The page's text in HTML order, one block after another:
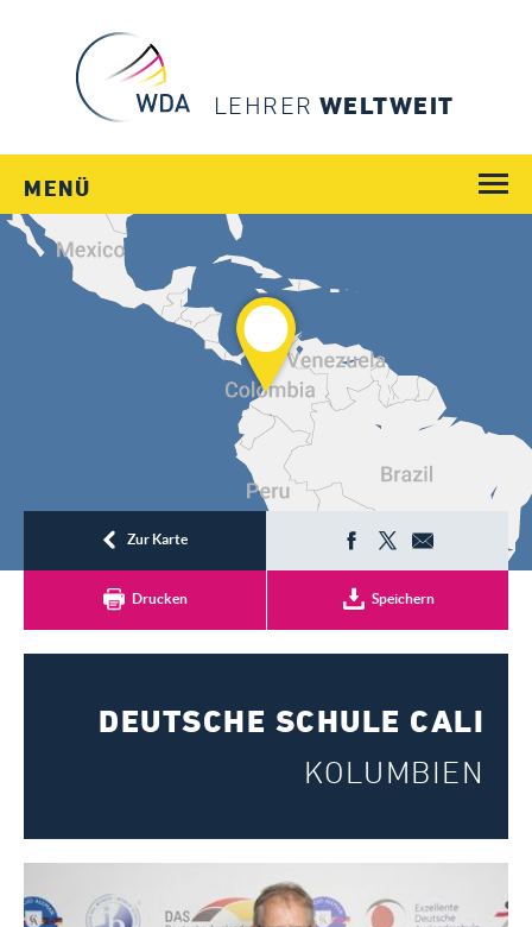
LEHRER WELTWEIT
MENÜ
Login
Registrieren
WEGE
Zur Karte
Drucken Speichern
DEUTSCHE SCHULE CALI
KOLUMBIEN